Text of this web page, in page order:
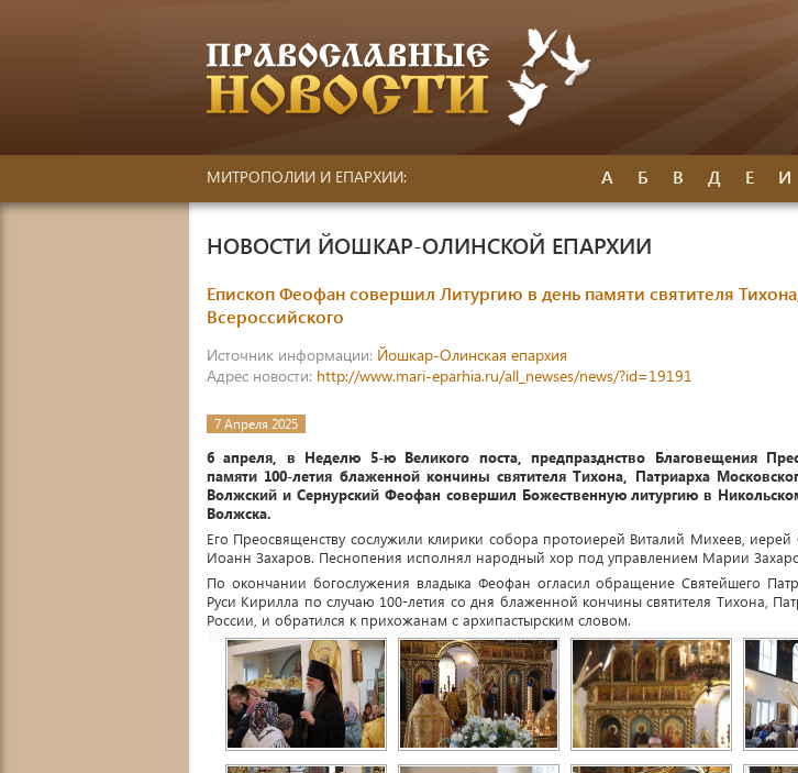
МИТРОПОЛИИ И ЕПАРХИИ: А Б В Д Е И
НОВОСТИ ЙОШКАР-ОЛИНСКОЙ ЕПАРХИИ
Епископ Феофан совершил Литургию в день памяти святителя
Всероссийского
Источник информации: Йошкар-Олинская епархия
Адрес новости: http://www.mari-eparhia.ru/all_newses/news/?id=19191
7 Апреля 2025
6 апреля, в Неделю 5-ю Великого поста, предпразднство Благовещения
памяти 100-летия блаженной кончины святителя Тихона, Патриарха
Волжский и Сернурский Феофан совершил Божественную литургию в
Волжска.
Его Преосвященству сослужили клирики собора протоиерей Виталий Михеев,
Иоанн Захаров. Песнопения исполнял народный хор под управлением Марии
По окончании богослужения владыка Феофан огласил обращение Святейшего
Руси Кирилла по случаю 100-летия со дня блаженной кончины святителя Тихона,
России, и обратился к прихожанам с архипастырским словом.